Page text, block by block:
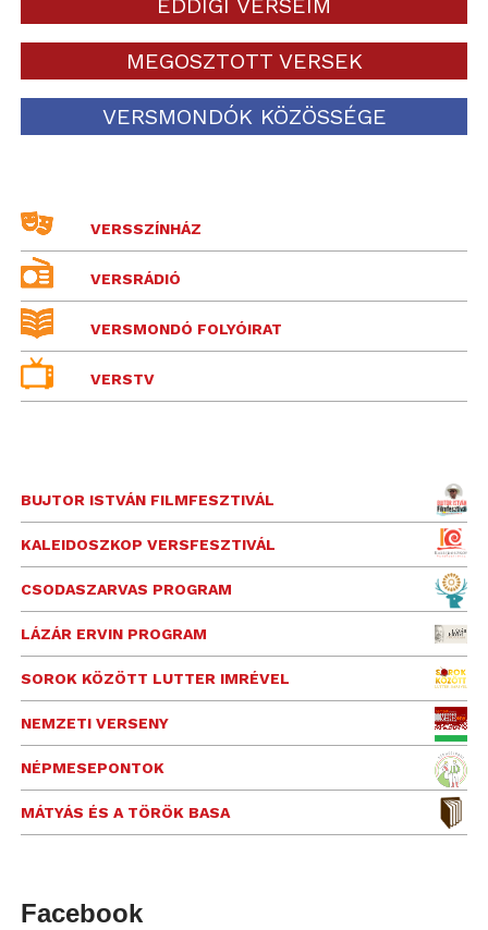
MEGOSZTOTT VERSEK
VERSMONDÓK KÖZÖSSÉGE
VERSSZÍNHÁZ
VERSRÁDIÓ
VERSMONDÓ FOLYÓIRAT
VERSTV
BUJTOR ISTVÁN FILMFESZTIVÁL
KALEIDOSZKOP VERSFESZTIVÁL
CSODASZARVAS PROGRAM
LÁZÁR ERVIN PROGRAM
SOROK KÖZÖTT LUTTER IMRÉVEL
NEMZETI VERSENY
NÉPMESEPONTOK
MÁTYÁS ÉS A TÖRÖK BASA
Facebook